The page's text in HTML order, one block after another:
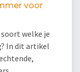
voor
welke je
In dit artikel